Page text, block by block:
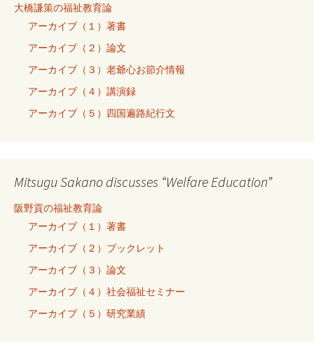
大橋謙策の福祉教育論
アーカイブ（１）著書
アーカイブ（２）論文
アーカイブ（３）老爺心お節介情報
アーカイブ（４）講演録
アーカイブ（５）四国遍路紀行文
Mitsugu Sakano discusses “Welfare Education”
阪野貢の福祉教育論
アーカイブ（１）著書
アーカイブ（２）ブックレット
アーカイブ（３）論文
アーカイブ（４）社会福祉セミナー
アーカイブ（５）研究業績